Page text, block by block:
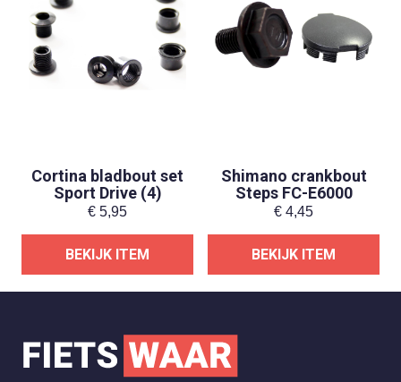
Cortina bladbout set
Sport Drive (4)
€ 5,95
BEKIJK ITEM
Shimano crankbout
Steps FC-E6000
€ 4,45
BEKIJK ITEM